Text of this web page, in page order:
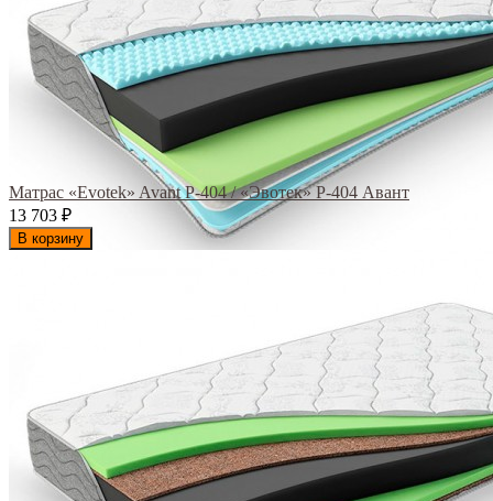
Матрас «Evotek» Avant Р-404 / «Эвотек» Р-404 Авант
13 703 ₽
В корзину